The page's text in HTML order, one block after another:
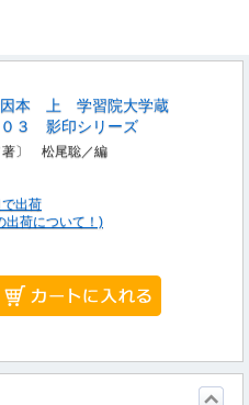
本 上 学習院大学蔵
３ 影印シリーズ
著〕 松尾聡／編
出荷
出荷について！)